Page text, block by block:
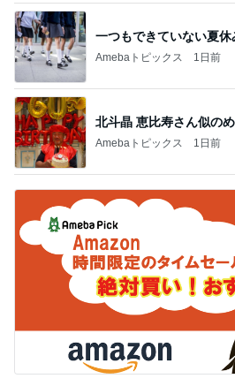
一つもできていない夏休
Amebaトピックス 1日前
北斗晶 恵比寿さん似の
Amebaトピックス 1日前